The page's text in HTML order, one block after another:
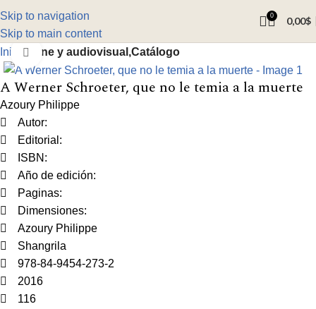
Skip to navigation
Skip to main content
0 0,00$
Inicio Cine y audiovisual,Catálogo
Click to enlarge
A Werner Schroeter, que no le temia a la muerte
Azoury Philippe
Autor:
Editorial:
ISBN:
Año de edición:
Paginas:
Dimensiones:
Azoury Philippe
Shangrila
978-84-9454-273-2
2016
116